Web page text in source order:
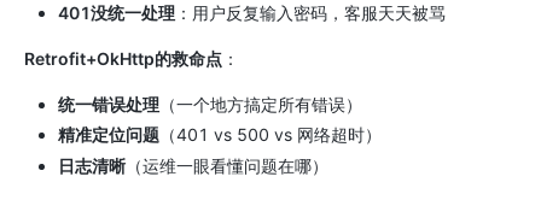
401没统一处理 ：用户反复输入密码，客服天天被骂
Retrofit+OkHttp的救命点 ：
统一错误处理 （一个地方搞定所有错误）
精准定位问题 （401 vs 500 vs 网络超时）
日志清晰 （运维一眼看懂问题在哪）